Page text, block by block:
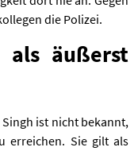
die Polizei.
als äußerst
ist nicht bekannt,
erreichen. Sie gilt als